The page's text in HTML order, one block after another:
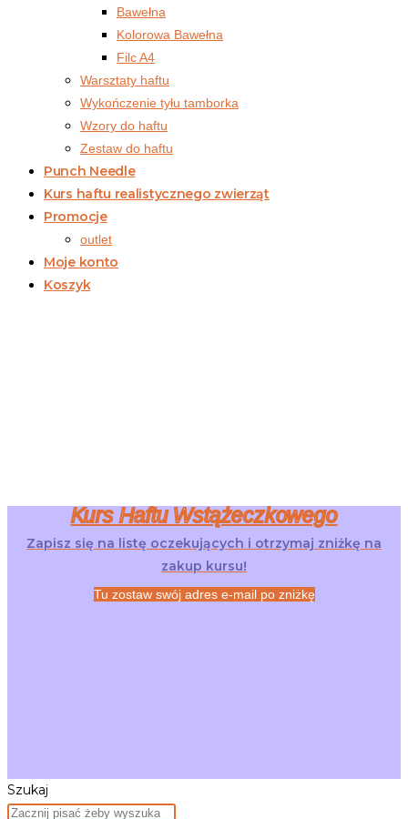
Bawełna
Kolorowa Bawełna
Filc A4
Warsztaty haftu
Wykończenie tyłu tamborka
Wzory do haftu
Zestaw do haftu
Punch Needle
Kurs haftu realistycznego zwierząt
Promocje
outlet
Moje konto
Koszyk
Kurs Haftu Wstążeczkowego
Zapisz się na listę oczekujących i otrzymaj zniżkę na
zakup kursu!
Tu zostaw swój adres e-mail po zniżkę
Szukaj